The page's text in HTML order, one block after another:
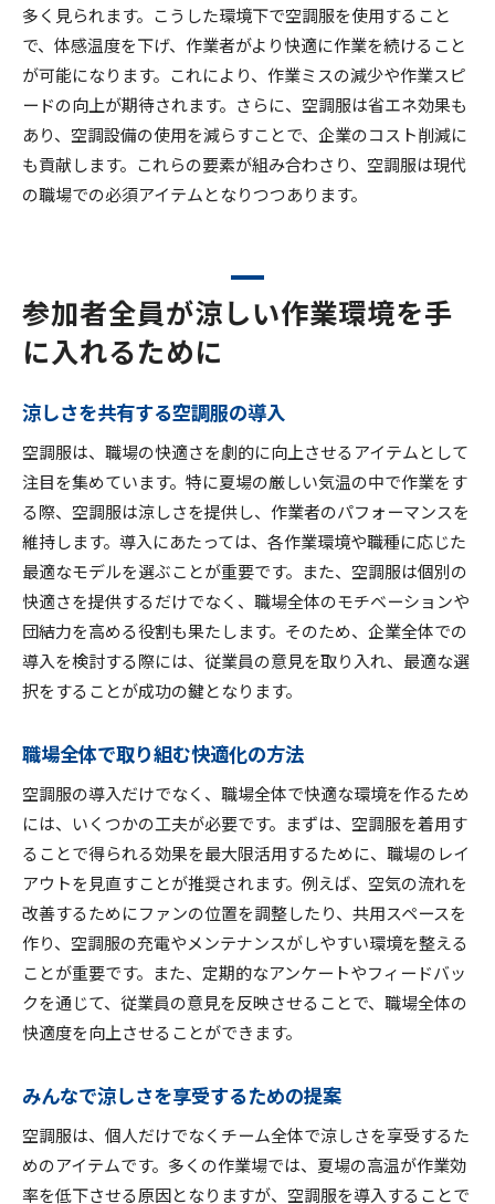
多く見られます。こうした環境下で空調服を使用すること
で、体感温度を下げ、作業者がより快適に作業を続けること
が可能になります。これにより、作業ミスの減少や作業スピ
ードの向上が期待されます。さらに、空調服は省エネ効果も
あり、空調設備の使用を減らすことで、企業のコスト削減に
も貢献します。これらの要素が組み合わさり、空調服は現代
の職場での必須アイテムとなりつつあります。
参加者全員が涼しい作業環境を手
に入れるために
涼しさを共有する空調服の導入
空調服は、職場の快適さを劇的に向上させるアイテムとして
注目を集めています。特に夏場の厳しい気温の中で作業をす
る際、空調服は涼しさを提供し、作業者のパフォーマンスを
維持します。導入にあたっては、各作業環境や職種に応じた
最適なモデルを選ぶことが重要です。また、空調服は個別の
快適さを提供するだけでなく、職場全体のモチベーションや
団結力を高める役割も果たします。そのため、企業全体での
導入を検討する際には、従業員の意見を取り入れ、最適な選
択をすることが成功の鍵となります。
職場全体で取り組む快適化の方法
空調服の導入だけでなく、職場全体で快適な環境を作るため
には、いくつかの工夫が必要です。まずは、空調服を着用す
ることで得られる効果を最大限活用するために、職場のレイ
アウトを見直すことが推奨されます。例えば、空気の流れを
改善するためにファンの位置を調整したり、共用スペースを
作り、空調服の充電やメンテナンスがしやすい環境を整える
ことが重要です。また、定期的なアンケートやフィードバッ
クを通じて、従業員の意見を反映させることで、職場全体の
快適度を向上させることができます。
みんなで涼しさを享受するための提案
空調服は、個人だけでなくチーム全体で涼しさを享受するた
めのアイテムです。多くの作業場では、夏場の高温が作業効
率を低下させる原因となりますが、空調服を導入することで